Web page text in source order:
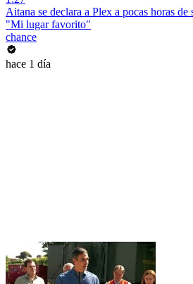
Aitana se declara a Plex a pocas horas
"Mi lugar favorito"
chance
hace 1 día